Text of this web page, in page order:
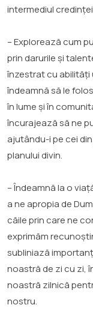
intermediul
– Explorează cum
prin darurile și
înzestrat cu abilități
îndeamnă să le
în lume și în
încurajează să ne
ajutându-i pe cei
planului divin.
– Îndeamnă la o
a ne apropia de
căile prin care ne
exprimăm
subliniază
noastră de zi cu zi,
noastră zilnică
nostru.